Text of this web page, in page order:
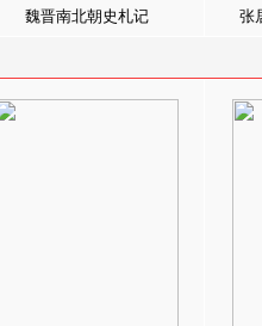
魏晋南北朝史札记 张